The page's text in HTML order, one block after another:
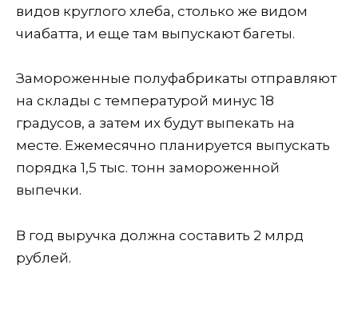
видов круглого хлеба, столько же видом
чиабатта, и еще там выпускают багеты.
Замороженные полуфабрикаты отправляют
на склады с температурой минус 18
градусов, а затем их будут выпекать на
месте. Ежемесячно планируется выпускать
порядка 1,5 тыс. тонн замороженной
выпечки.
В год выручка должна составить 2 млрд
рублей.